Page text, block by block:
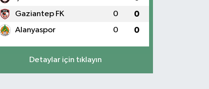
Gaziantep FK 0 0
Alanyaspor 0 0
Detaylar için tıklayın